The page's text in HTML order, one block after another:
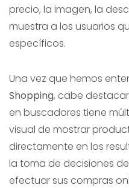
precio, la imagen, la
muestra a los usuarios
específicos.
Una vez que hemos
Shopping, cabe
en buscadores tiene
visual de mostrar
directamente en los
la toma de decisiones
efectuar sus compras